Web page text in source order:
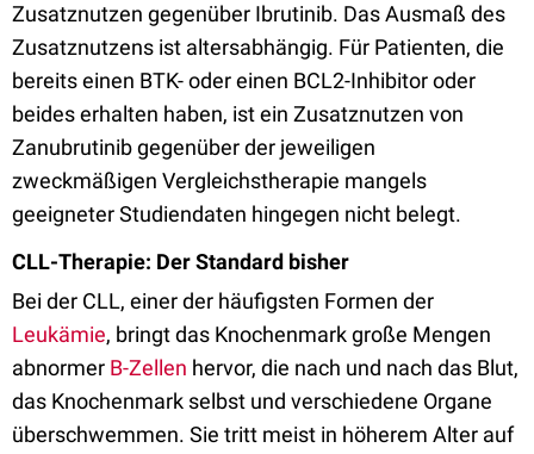
Zusatznutzen gegenüber Ibrutinib. Das Ausmaß des
Zusatznutzens ist altersabhängig. Für Patienten, die
bereits einen BTK- oder einen BCL2-Inhibitor oder
beides erhalten haben, ist ein Zusatznutzen von
Zanubrutinib gegenüber der jeweiligen
zweckmäßigen Vergleichstherapie mangels
geeigneter Studiendaten hingegen nicht belegt.
CLL-Therapie: Der Standard bisher
Bei der CLL, einer der häufigsten Formen der
Leukämie, bringt das Knochenmark große Mengen
abnormer B-Zellen hervor, die nach und nach das Blut,
das Knochenmark selbst und verschiedene Organe
überschwemmen. Sie tritt meist in höherem Alter auf